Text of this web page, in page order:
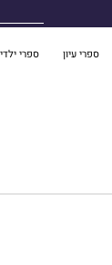
ספרי עיון ספרי